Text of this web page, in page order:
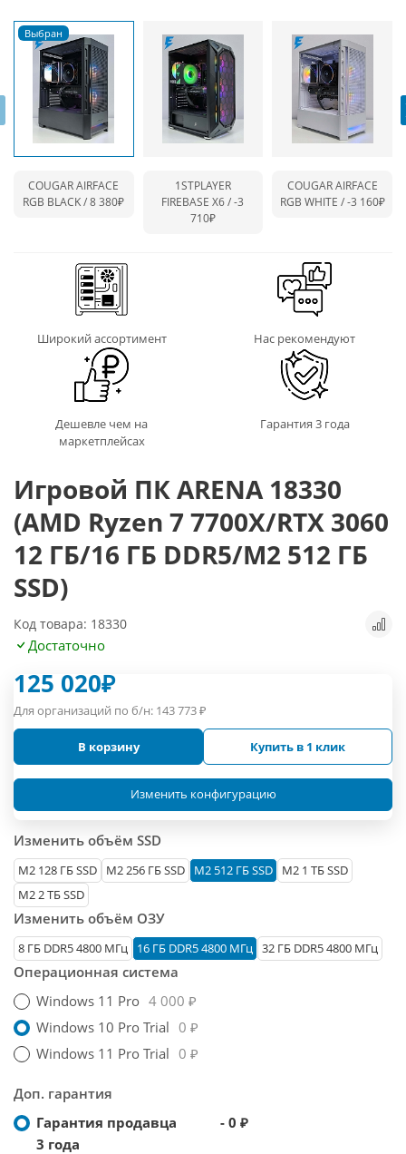
COUGAR AIRFACE
RGB BLACK / 8 380₽
1STPLAYER
FIREBASE X6 /-3
710₽
COUGAR AIRFACE
RGB WHITE /-3 160₽
Широкий ассортимент Нас рекомендуют
Дешевле чем на
маркетплейсах
Гарантия 3 года
Игровой ПК ARENA 18330
(AMD Ryzen 7 7700X/RTX 3060
12 ГБ/16 ГБ DDR5/M2 512 ГБ
SSD)
Код товара: 18330
Достаточно
125 020₽
Для организаций по б/н: 143 773₽
В корзину Купить в 1 клик
Изменить конфигурацию
Изменить объём SSD
М2 128 ГБ SSD M2 256 ГБ SSD M2 512 ГБ SSD
M2 1 ТБ SSD
M2 2 ТБ SSD
Изменить объём ОЗУ
8 ГБ DDR5 4800 МГц 16 ГБ DDR5 4800 МГц 32 ГБ DDR5 4800 МГц
Операционная система
Windows 11 Pro 4 000 ₽
Windows 10 Pro Trial 0 ₽
Windows 11 Pro Trial 0 ₽
Доп. гарантия
Гарантия продавца
3 года
- 0 ₽